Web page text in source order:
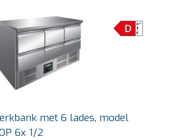
met 6 lades, model
6x 1/2